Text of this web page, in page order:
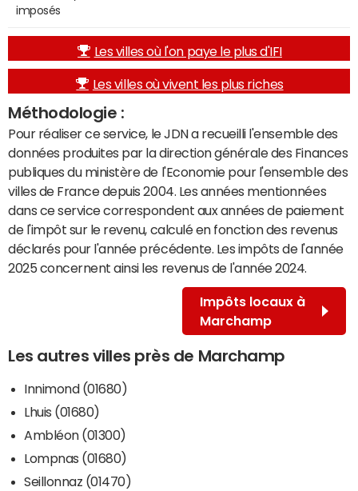
imposés
Les villes où l'on paye le plus d'IFI
Les villes où vivent les plus riches
Méthodologie :
Pour réaliser ce service, le JDN a recueilli l'ensemble des
données produites par la direction générale des Finances
publiques du ministère de l'Economie pour l'ensemble des
villes de France depuis 2004. Les années mentionnées
dans ce service correspondent aux années de paiement
de l'impôt sur le revenu, calculé en fonction des revenus
déclarés pour l'année précédente. Les impôts de l'année
2025 concernent ainsi les revenus de l'année 2024.
Impôts locaux à
Marchamp
Les autres villes près de Marchamp
Innimond (01680)
Lhuis (01680)
Ambléon (01300)
Lompnas (01680)
Seillonnaz (01470)